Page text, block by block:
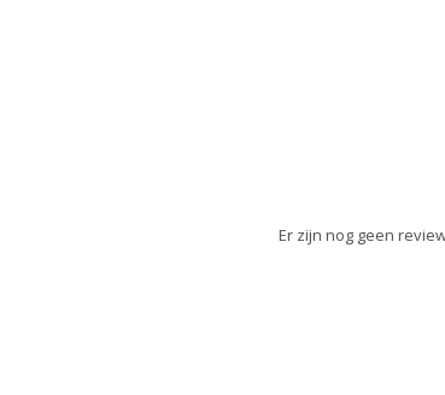
Er zijn nog geen